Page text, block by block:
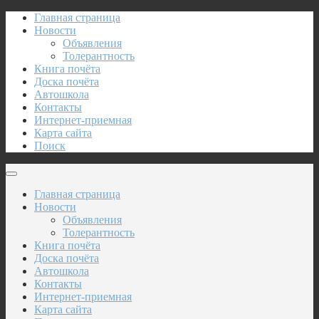
Главная страница
Новости
Объявления
Толерантность
Книга почёта
Доска почёта
Автошкола
Контакты
Интернет-приемная
Карта сайта
Поиск
Главная страница
Новости
Объявления
Толерантность
Книга почёта
Доска почёта
Автошкола
Контакты
Интернет-приемная
Карта сайта